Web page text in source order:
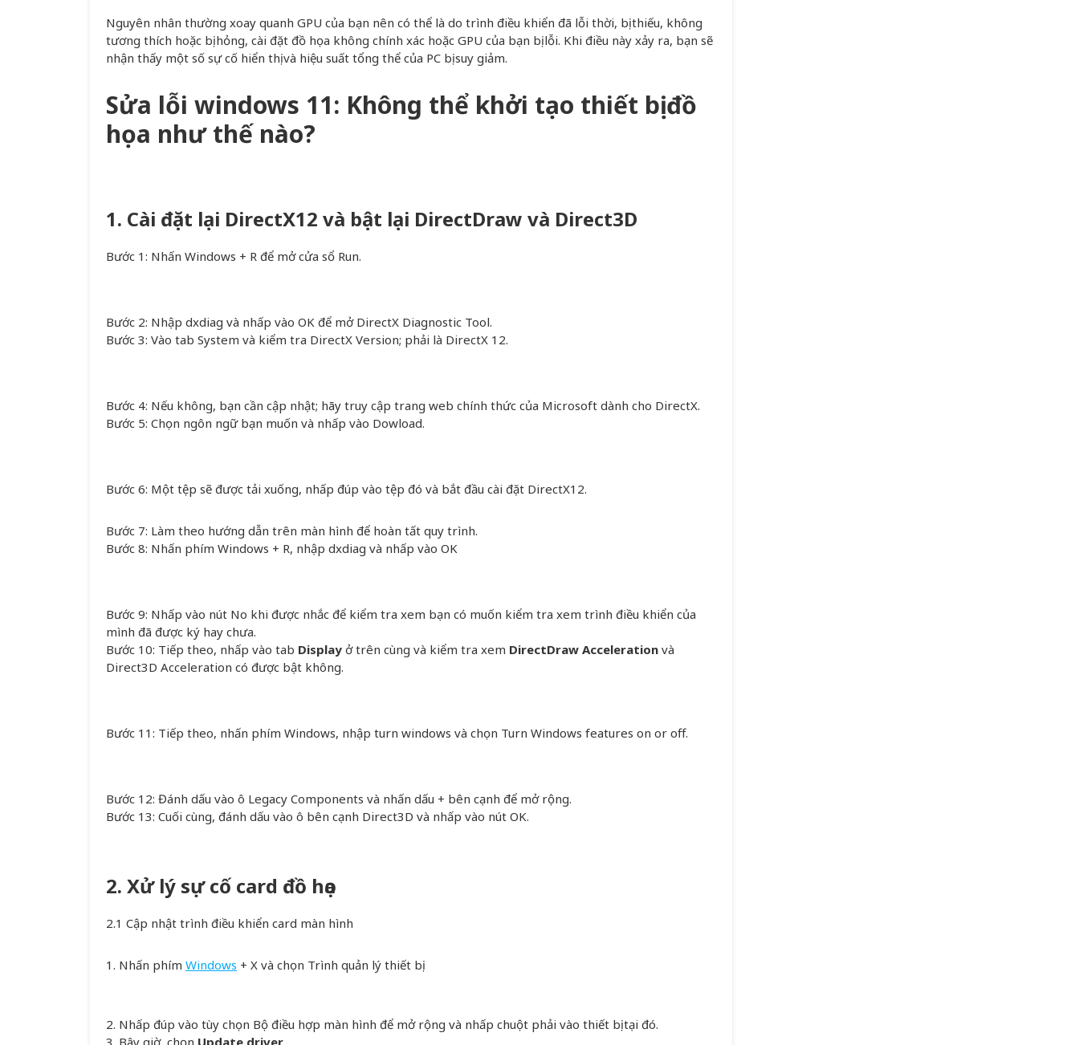
Nguyên nhân thường xoay quanh GPU của bạn nên có thể là do trình điều khiển đã lỗi thời, bị thiếu, không
tương thích hoặc bị hỏng, cài đặt đồ họa không chính xác hoặc GPU của bạn bị lỗi. Khi điều này xảy ra, bạn sẽ
nhận thấy một số sự cố hiển thị và hiệu suất tổng thể của PC bị suy giảm.
Sửa lỗi windows 11: Không thể khởi tạo thiết bị đồ
họa như thế nào?
1. Cài đặt lại DirectX12 và bật lại DirectDraw và Direct3D
Bước 1: Nhấn Windows + R để mở cửa sổ Run.
Bước 2: Nhập dxdiag và nhấp vào OK để mở DirectX Diagnostic Tool.
Bước 3: Vào tab System và kiểm tra DirectX Version; phải là DirectX 12.
Bước 4: Nếu không, bạn cần cập nhật; hãy truy cập trang web chính thức của Microsoft dành cho DirectX.
Bước 5: Chọn ngôn ngữ bạn muốn và nhấp vào Dowload.
Bước 6: Một tệp sẽ được tải xuống, nhấp đúp vào tệp đó và bắt đầu cài đặt DirectX12.
Bước 7: Làm theo hướng dẫn trên màn hình để hoàn tất quy trình.
Bước 8: Nhấn phím Windows + R, nhập dxdiag và nhấp vào OK
Bước 9: Nhấp vào nút No khi được nhắc để kiểm tra xem bạn có muốn kiểm tra xem trình điều khiển của
mình đã được ký hay chưa.
Bước 10: Tiếp theo, nhấp vào tab Display ở trên cùng và kiểm tra xem DirectDraw Acceleration và
Direct3D Acceleration có được bật không.
Bước 11: Tiếp theo, nhấn phím Windows, nhập turn windows và chọn Turn Windows features on or off.
Bước 12: Đánh dấu vào ô Legacy Components và nhấn dấu + bên cạnh để mở rộng.
Bước 13: Cuối cùng, đánh dấu vào ô bên cạnh Direct3D và nhấp vào nút OK.
2. Xử lý sự cố card đồ họa
2.1 Cập nhật trình điều khiển card màn hình
1. Nhấn phím Windows + X và chọn Trình quản lý thiết bị
2. Nhấp đúp vào tùy chọn Bộ điều hợp màn hình để mở rộng và nhấp chuột phải vào thiết bị tại đó.
3. Bây giờ, chọn Update driver.